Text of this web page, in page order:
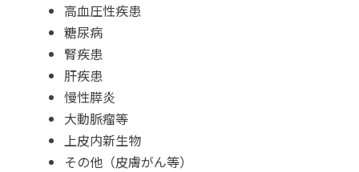
高血圧性疾患
糖尿病
腎疾患
肝疾患
慢性膵炎
大動脈瘤等
上皮内新生物
その他（皮膚がん等）